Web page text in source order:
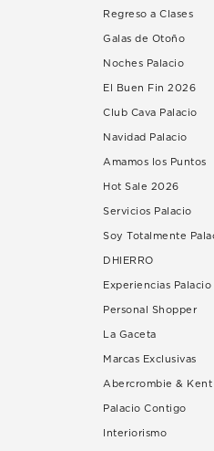
Regreso a Clases
Galas de Otoño
Noches Palacio
El Buen Fin 2026
Club Cava Palacio
Navidad Palacio
Amamos los Puntos
Hot Sale 2026
Servicios Palacio
Soy Totalmente
DHIERRO
Experiencias Palacio
Personal Shopper
La Gaceta
Marcas Exclusivas
Abercrombie & Kent
Palacio Contigo
Interiorismo